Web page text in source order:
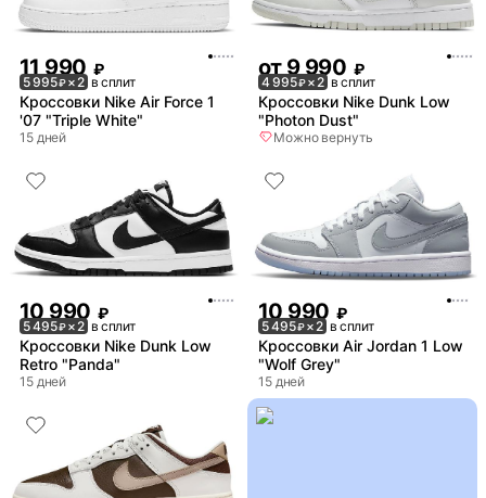
11 990 ₽
5 995₽× 2 в сплит
Кроссовки Nike Air Force 1
'07 "Triple White"
15 дней
от 9 990 ₽
4 995₽× 2 в сплит
Кроссовки Nike Dunk Low
"Photon Dust"
Можно вернуть
10 990 ₽
5 495₽× 2 в сплит
Кроссовки Nike Dunk Low
Retro "Panda"
15 дней
10 990 ₽
5 495₽× 2 в сплит
Кроссовки Air Jordan 1 Low
"Wolf Grey"
15 дней